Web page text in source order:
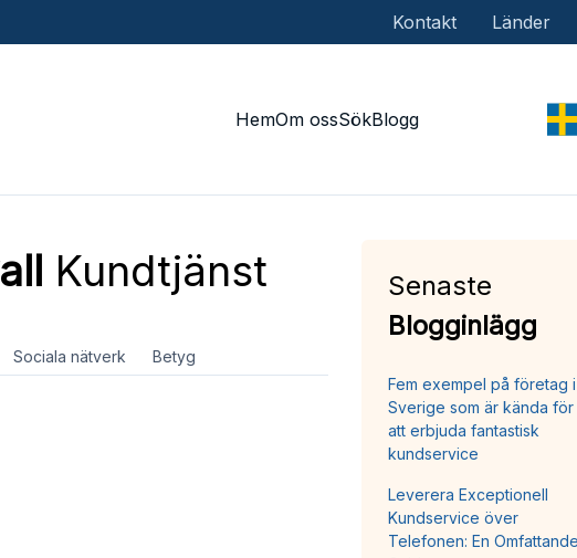
Kontakt Länder
HemOm ossSökBlogg
Kundtjänst
Sociala nätverk Betyg
Senaste
Blogginlägg
Fem exempel på företag i
Sverige som är kända för
att erbjuda fantastisk
kundservice
Leverera Exceptionell
Kundservice över
Telefonen: En Omfattande